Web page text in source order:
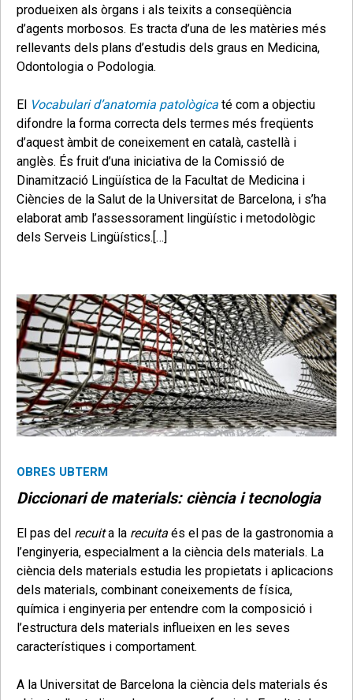
produeixen als òrgans i als teixits a conseqüència
d’agents morbosos. Es tracta d’una de les matèries més
rellevants dels plans d’estudis dels graus en Medicina,
Odontologia o Podologia.
El Vocabulari d’anatomia patològica té com a objectiu
difondre la forma correcta dels termes més freqüents
d’aquest àmbit de coneixement en català, castellà i
anglès. És fruit d’una iniciativa de la Comissió de
Dinamització Lingüística de la Facultat de Medicina i
Ciències de la Salut de la Universitat de Barcelona, i s’ha
elaborat amb l’assessorament lingüístic i metodològic
dels Serveis Lingüístics.[…]
OBRES UBTERM
Diccionari de materials: ciència i tecnologia
El pas del recuita la recuita és el pas de la gastronomia a
l’enginyeria, especialment a la ciència dels materials. La
ciència dels materials estudia les propietats i aplicacions
dels materials, combinant coneixements de física,
química i enginyeria per entendre com la composició i
l’estructura dels materials influeixen en les seves
característiques i comportament.
A la Universitat de Barcelona la ciència dels materials és